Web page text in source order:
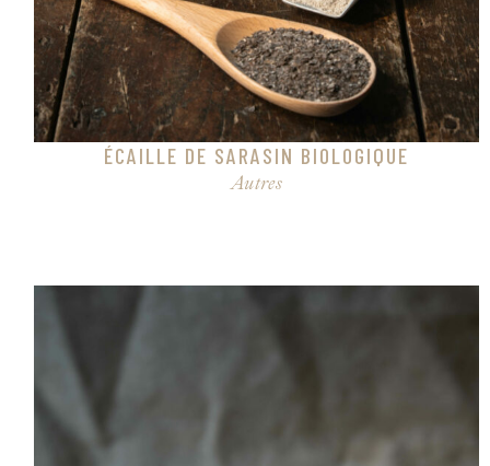
ÉCAILLE DE SARASIN BIOLOGIQUE
Autres